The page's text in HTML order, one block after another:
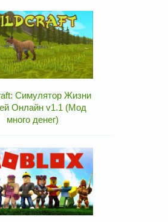
Симулятор Жизни
Онлайн v1.1 (Мод
много денег)